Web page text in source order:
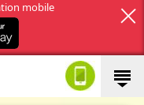
mobile